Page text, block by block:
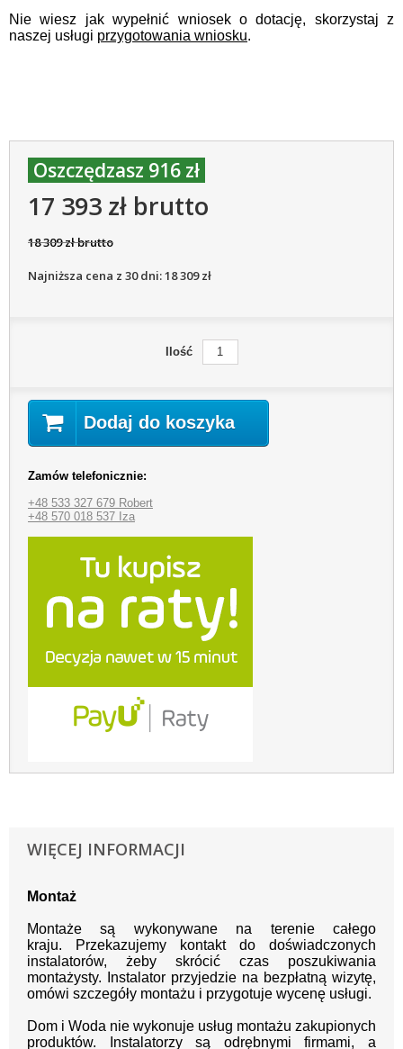
Nie wiesz jak wypełnić wniosek o dotację, skorzystaj z
naszej usługi przygotowania wniosku.
Oszczędzasz 916 zł
17 393 zł brutto
18 309 zł brutto
Najniższa cena z 30 dni: 18 309 zł
Ilość
Dodaj do koszyka
Zamów telefonicznie:
+48 533 327 679 Robert
+48 570 018 537 Iza
WIĘCEJ INFORMACJI
Montaż
Montaże są wykonywane na terenie całego
kraju.
Przekazujemy kontakt do doświadczonych
instalatorów, żeby skrócić czas poszukiwania
montażysty.
Instalator przyjedzie na bezpłatną wizytę,
omówi szczegóły montażu i przygotuje wycenę usługi.
Dom i Woda nie wykonuje usług montażu zakupionych
produktów. Instalatorzy są odrębnymi firmami, a